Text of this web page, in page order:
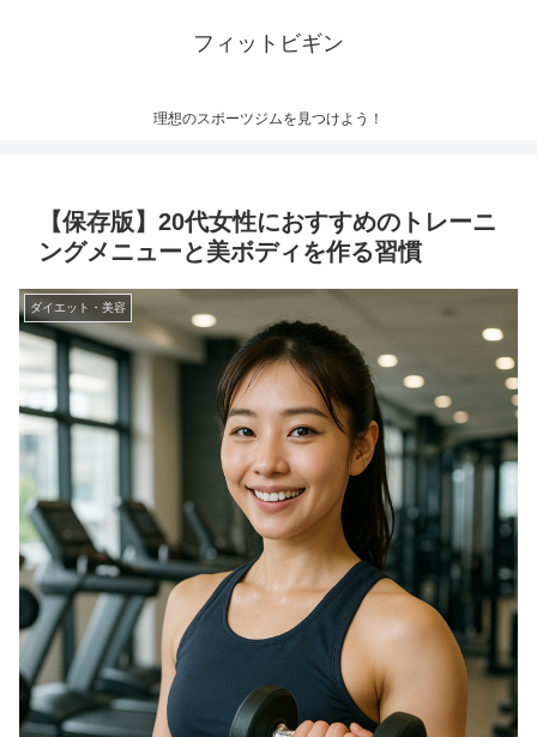
フィットビギン
理想のスポーツジムを見つけよう！
【保存版】20代女性におすすめのトレーニ
ングメニューと美ボディを作る習慣
ダイエット・美容